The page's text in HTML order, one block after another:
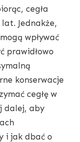
cegła
Jednakże,
wpływać
prawidłowo
konserwacje
cegłę w
dalej, aby
i jak dbać o